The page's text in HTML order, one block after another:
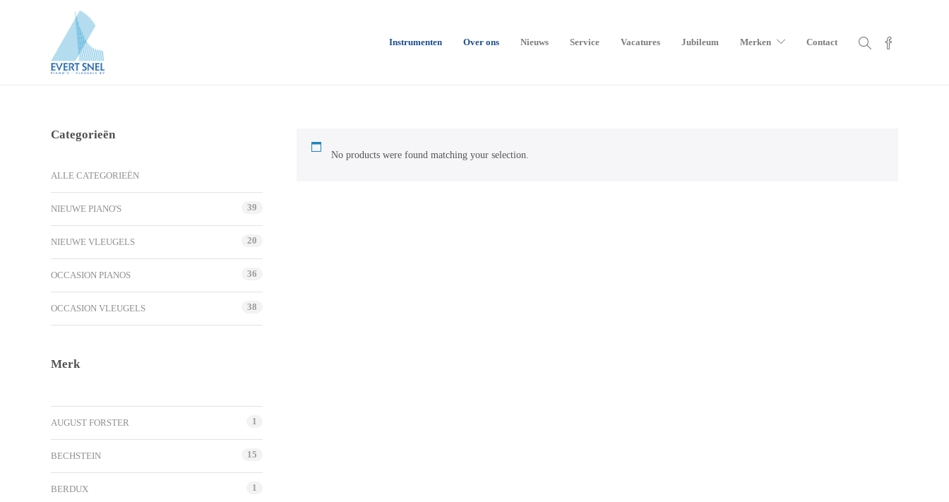
Instrumenten Over ons Nieuws Service Vacatures Jubileum Merken Contact
No products were found matching your selection.
Categorieën
ALLE CATEGORIEËN
NIEUWE PIANO'S 39
NIEUWE VLEUGELS 20
OCCASION PIANOS 36
OCCASION VLEUGELS 38
Merk
AUGUST FORSTER 1
BECHSTEIN 15
BERDUX 1